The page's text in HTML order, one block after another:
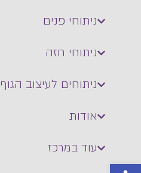
ניתוחי פנים
ניתוחי חזה
ניתוחים לעיצוב הגוף
אודות
עוד במרכז